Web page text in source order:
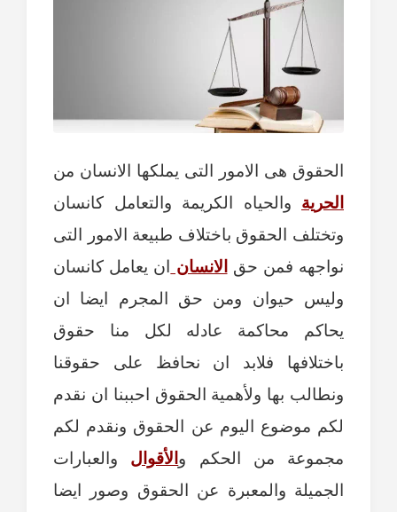
الحقوق هى الامور التى يملكها الانسان من
الحرية والحياه الكريمة والتعامل كانسان
وتختلف الحقوق باختلاف طبيعة الامور التى
نواجهه فمن حق
الانسان
ان يعامل كانسان
وليس حيوان ومن حق المجرم ايضا ان
يحاكم محاكمة عادله لكل منا حقوق
باختلافها فلابد ان نحافظ على حقوقنا
ونطالب بها ولأهمية الحقوق احببنا ان نقدم
لكم موضوع اليوم عن الحقوق ونقدم لكم
مجموعة من الحكم و الأقوال والعبارات
الجميلة والمعبرة عن الحقوق وصور ايضا